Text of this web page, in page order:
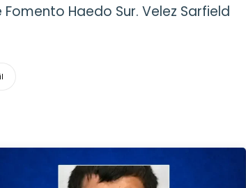
Haedo Sur. Velez Sarfield